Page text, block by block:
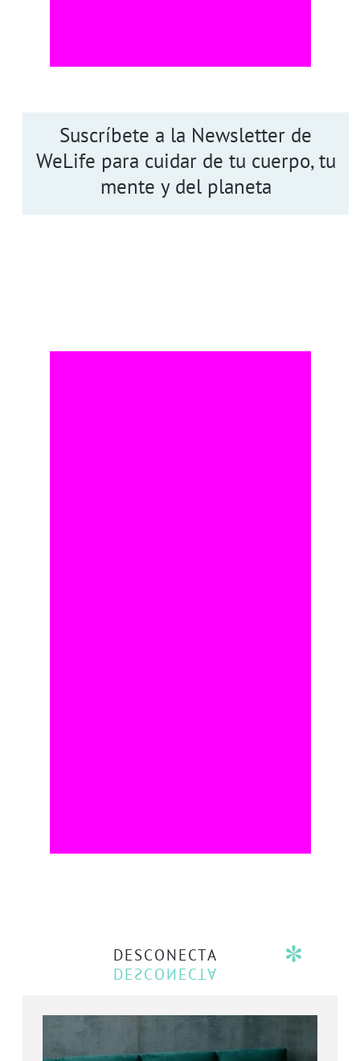
Suscríbete a la Newsletter de
WeLife para cuidar de tu cuerpo, tu
mente y del planeta
DESCONECTA